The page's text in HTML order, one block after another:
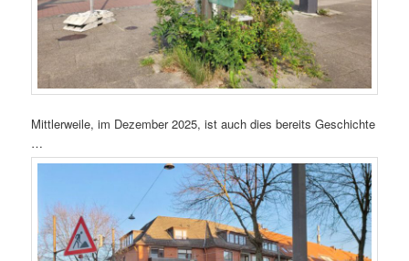
Mittlerweile, im Dezember 2025, ist auch dies bereits Geschichte
…